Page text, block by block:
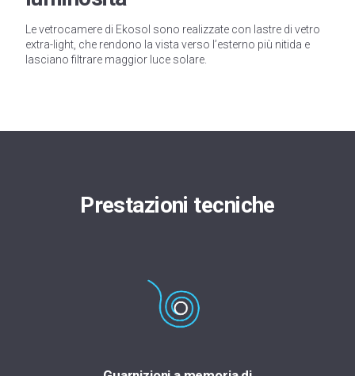
Le vetrocamere di Ekosol sono realizzate con lastre di vetro
extra-light, che rendono la vista verso l’esterno più nitida e
lasciano filtrare maggior luce solare.
Prestazioni tecniche